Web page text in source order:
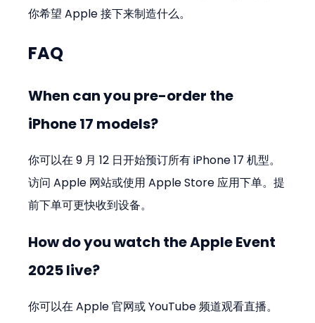
你希望 Apple 接下来制造什么。
FAQ
When can you pre-order the
iPhone 17 models?
你可以在 9 月 12 日开始预订所有 iPhone 17 机型。
访问 Apple 网站或使用 Apple Store 应用下单。提
前下单可更快收到设备。
How do you watch the Apple Event
2025 live?
你可以在 Apple 官网或 YouTube 频道观看直播。